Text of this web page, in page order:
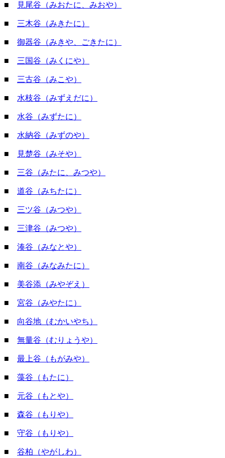
■ 見尾谷（みおたに、みおや）
■ 三木谷（みきたに）
■ 御器谷（みきや、ごきたに）
■ 三国谷（みくにや）
■ 三古谷（みこや）
■ 水枝谷（みずえだに）
■ 水谷（みずたに）
■ 水納谷（みずのや）
■ 見楚谷（みそや）
■ 三谷（みたに、みつや）
■ 道谷（みちたに）
■ 三ツ谷（みつや）
■ 三津谷（みつや）
■ 湊谷（みなとや）
■ 南谷（みなみたに）
■ 美谷添（みやぞえ）
■ 宮谷（みやたに）
■ 向谷地（むかいやち）
■ 無量谷（むりょうや）
■ 最上谷（もがみや）
■ 藻谷（もたに）
■ 元谷（もとや）
■ 森谷（もりや）
■ 守谷（もりや）
■ 谷柏（やがしわ）